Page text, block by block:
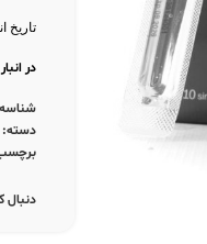
ویال
تاریخ
در
دسته:
دنبال